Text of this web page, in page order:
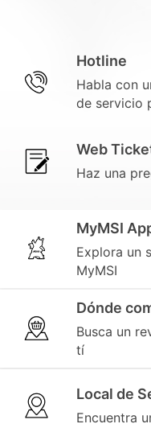
Hotline
Habla con
de servicio
Web
Haz una
MyMSI
Explora un
MyMSI
Dónde
Busca un
tí
Local de
Encuentra